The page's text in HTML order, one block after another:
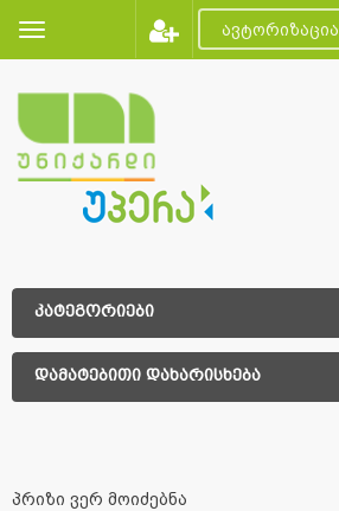
ავტორიზაცია
კატეგორიები
დამატებითი დახარისხება
პრიზი ვერ მოიძებნა